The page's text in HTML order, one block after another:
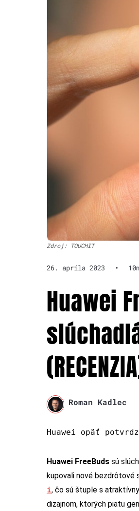
Zdroj: TOUCHIT
26. apríla 2023 •
Huawei
Roman Kadlec
Huawei opäť
Huawei FreeBuds sú
kupovali nové bezdrôtové
i, čo sú štuple s
dizajnom, ktorých piatu